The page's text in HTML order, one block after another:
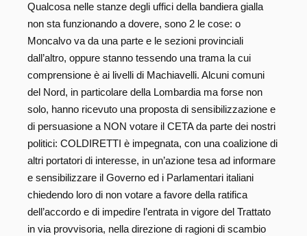
Qualcosa nelle stanze degli uffici della bandiera gialla
non sta funzionando a dovere, sono 2 le cose: o
Moncalvo va da una parte e le sezioni provinciali
dall’altro, oppure stanno tessendo una trama la cui
comprensione è ai livelli di Machiavelli. Alcuni comuni
del Nord, in particolare della Lombardia ma forse non
solo, hanno ricevuto una proposta di sensibilizzazione e
di persuasione a NON votare il CETA da parte dei nostri
politici: COLDIRETTI è impegnata, con una coalizione di
altri portatori di interesse, in un’azione tesa ad informare
e sensibilizzare il Governo ed i Parlamentari italiani
chiedendo loro di non votare a favore della ratifica
dell’accordo e di impedire l’entrata in vigore del Trattato
in via provvisoria, nella direzione di ragioni di scambio